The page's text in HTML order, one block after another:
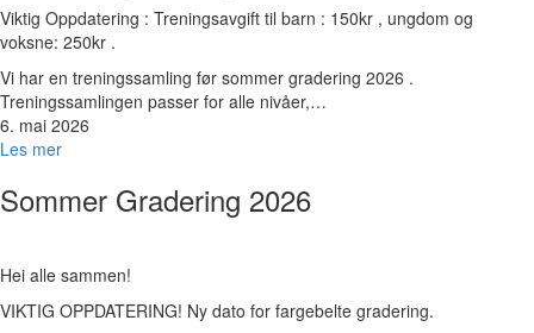
Viktig Oppdatering : Treningsavgift til barn : 150kr , ungdom og
voksne: 250kr .
Vi har en treningssamling før sommer gradering 2026 .
Treningssamlingen passer for alle nivåer,…
6. mai 2026
Les mer
Sommer Gradering 2026
Hei alle sammen!
VIKTIG OPPDATERING! Ny dato for fargebelte gradering.